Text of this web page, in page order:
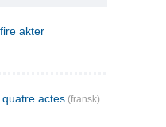
akter
actes (fransk)